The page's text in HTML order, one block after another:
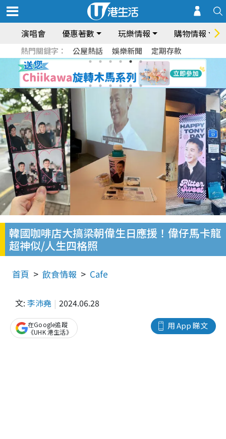
演唱會 優惠著數 玩樂情報 購物情報
熱門關鍵字： 公屋熱話 娛樂新聞 定期存款
韓國咖啡店大搞梁朝偉生日應援！偉仔馬卡龍
超神似/人生四格照
首頁 飲食情報 Cafe
文: 李沛堯 2024.06.28
用 App 睇文
在Google追蹤
《UHK 港生活》